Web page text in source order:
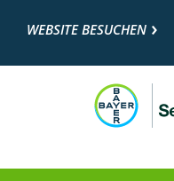
WEBSITE BESUCHEN